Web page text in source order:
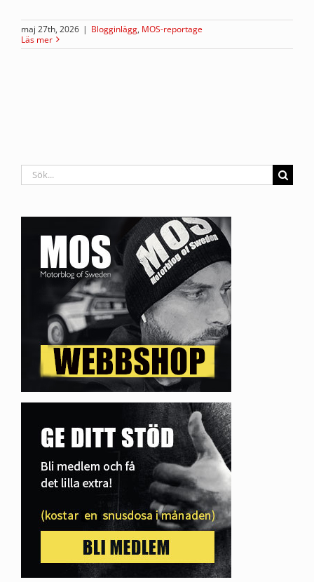
maj 27th, 2026 | Blogginlägg, MOS-reportage
Läs mer
Sök
efter: